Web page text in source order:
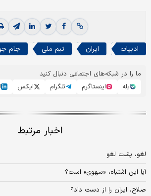
ادبیات ایران تیم ملی جام
ما را در شبکه‌های اجتماعی دنبال کنید
بله
اینستاگرم تلگرام ایکس
اخبار مرتبط
لغو، پشت لغو
آیا این اشتباه، «سهوی» است؟
صلاح، ایران را از دست داد؟